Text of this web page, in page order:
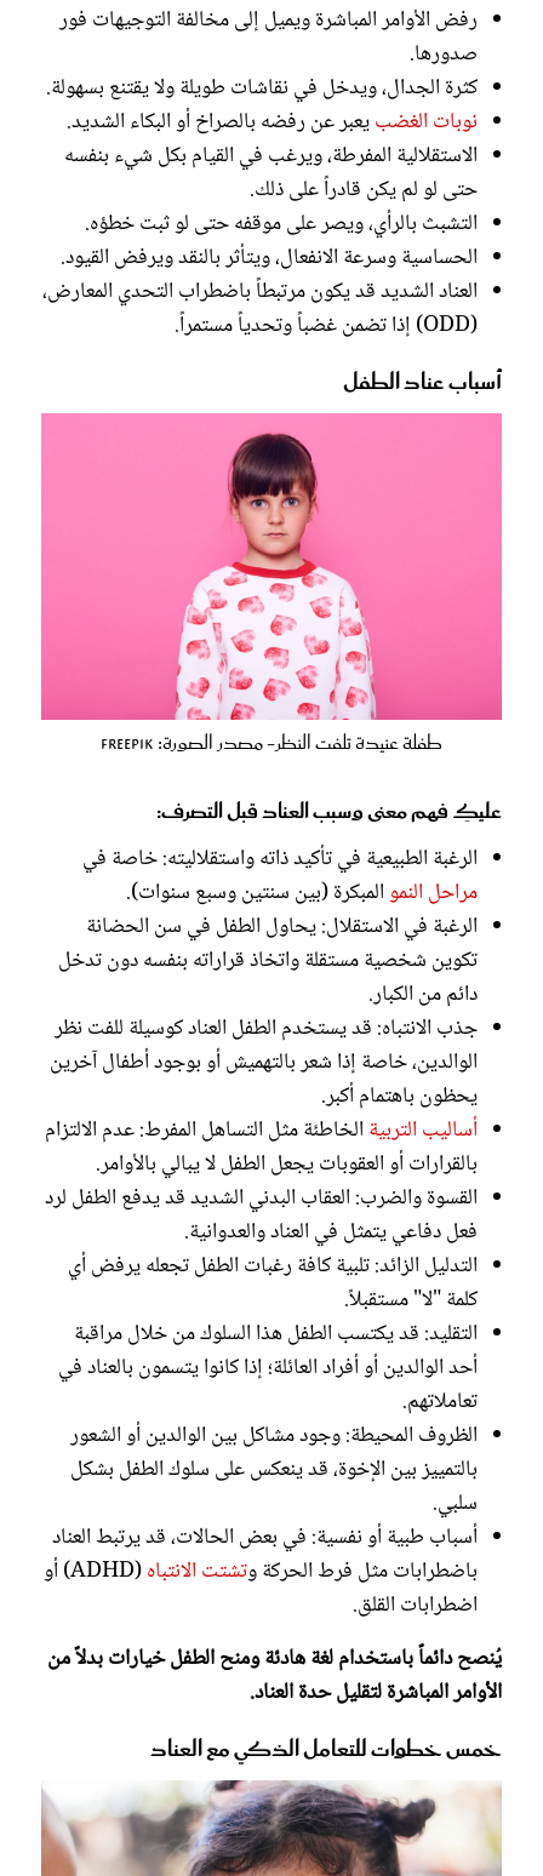
رفض الأوامر المباشرة ويميل إلى مخالفة التوجيهات فور
صدورها.
كثرة الجدال، ويدخل في نقاشات طويلة ولا يقتنع بسهولة.
نوبات الغضبيعبر عن رفضه بالصراخ أو البكاء الشديد.
الاستقلالية المفرطة، ويرغب في القيام بكل شيء بنفسه
حتى لو لم يكن قادراً على ذلك.
التشبث بالرأي، ويصر على موقفه حتى لو ثبت خطؤه.
الحساسية وسرعة الانفعال، ويتأثر بالنقد ويرفض القيود.
العناد الشديد قد يكون مرتبطاً باضطراب التحدي المعارض،
(ODD) إذا تضمن غضباً وتحدياً مستمراً.
أسباب عناد الطفل
طفلة عنيدة تلفت النظر- مصدر الصورة: Freepik
عليكِ فهم معنى وسبب العناد قبل التصرف:
الرغبة الطبيعية في تأكيد ذاته واستقلاليته: خاصة في
مراحل النموالمبكرة (بين سنتين وسبع سنوات).
الرغبة في الاستقلال: يحاول الطفل في سن الحضانة
تكوين شخصية مستقلة واتخاذ قراراته بنفسه دون تدخل
دائم من الكبار.
جذب الانتباه: قد يستخدم الطفل العناد كوسيلة للفت نظر
الوالدين، خاصة إذا شعر بالتهميش أو بوجود أطفال آخرين
يحظون باهتمام أكبر.
أساليب التربية الخاطئة مثل التساهل المفرط: عدم الالتزام
بالقرارات أو العقوبات يجعل الطفل لا يبالي بالأوامر.
القسوة والضرب: العقاب البدني الشديد قد يدفع الطفل لرد
فعل دفاعي يتمثل في العناد والعدوانية.
التدليل الزائد: تلبية كافة رغبات الطفل تجعله يرفض أي
كلمة "لا" مستقبلاً.
التقليد: قد يكتسب الطفل هذا السلوك من خلال مراقبة
أحد الوالدين أو أفراد العائلة؛ إذا كانوا يتسمون بالعناد في
تعاملاتهم.
الظروف المحيطة: وجود مشاكل بين الوالدين أو الشعور
بالتمييز بين الإخوة، قد ينعكس على سلوك الطفل بشكل
سلبي.
أسباب طبية أو نفسية: في بعض الحالات، قد يرتبط العناد
باضطرابات مثل فرط الحركة وتشتت الانتباه
(ADHD) أو
اضطرابات القلق.
يُنصح دائماً باستخدام لغة هادئة ومنح الطفل خيارات بدلاً من
الأوامر المباشرة لتقليل حدة العناد.
خمس خطوات للتعامل الذكي مع العناد